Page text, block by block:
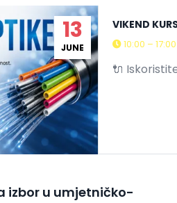
13
JUNE
VIKEND
10:00 –
🔌
izbor u umjetničko-